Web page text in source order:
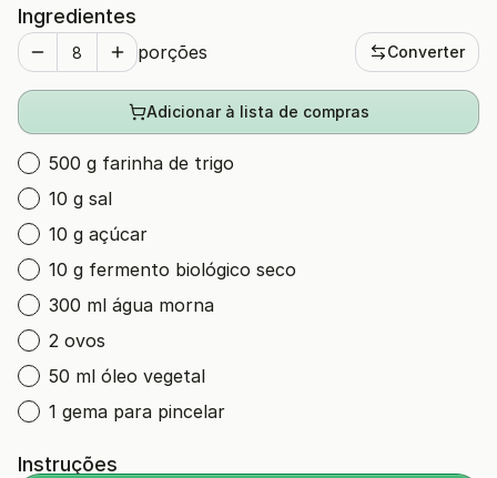
Ingredientes
porções Converter
Adicionar à lista de compras
500 g farinha de trigo
10 g sal
10 g açúcar
10 g fermento biológico seco
300 ml água morna
2 ovos
50 ml óleo vegetal
1 gema para pincelar
Instruções